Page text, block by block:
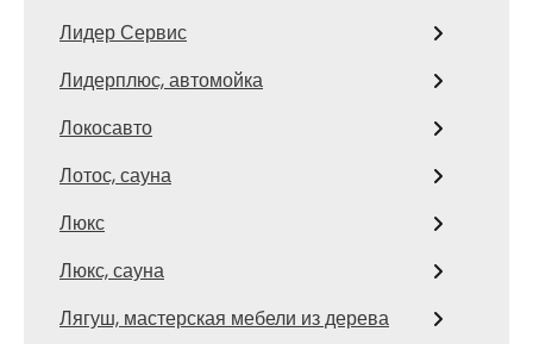
Лидер Сервис
Лидерплюс, автомойка
Локосавто
Лотос, сауна
Люкс
Люкс, сауна
Лягуш, мастерская мебели из дерева